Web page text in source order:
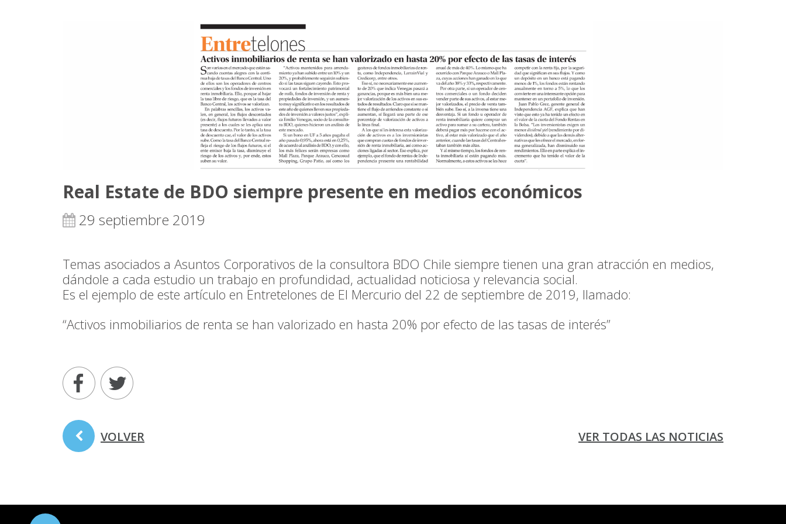
Real Estate de BDO siempre presente en medios económicos
29 septiembre 2019
Temas asociados a Asuntos Corporativos de la consultora BDO Chile siempre tienen una gran atracción en medios,
dándole a cada estudio un trabajo en profundidad, actualidad noticiosa y relevancia social.
Es el ejemplo de este artículo en Entretelones de El Mercurio del 22 de septiembre de 2019, llamado:
“Activos inmobiliarios de renta se han valorizado en hasta 20% por efecto de las tasas de interés”
VER TODAS LAS NOTICIAS
VOLVER